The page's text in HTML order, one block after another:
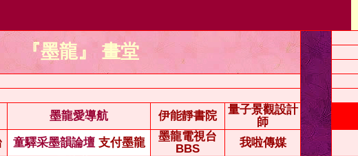
『墨龍』 畫堂
墨龍愛導航 伊能靜書院
量子景觀設計
師
童驛采墨韻論壇 支付墨龍
墨龍電視台
BBS
我啦傳媒